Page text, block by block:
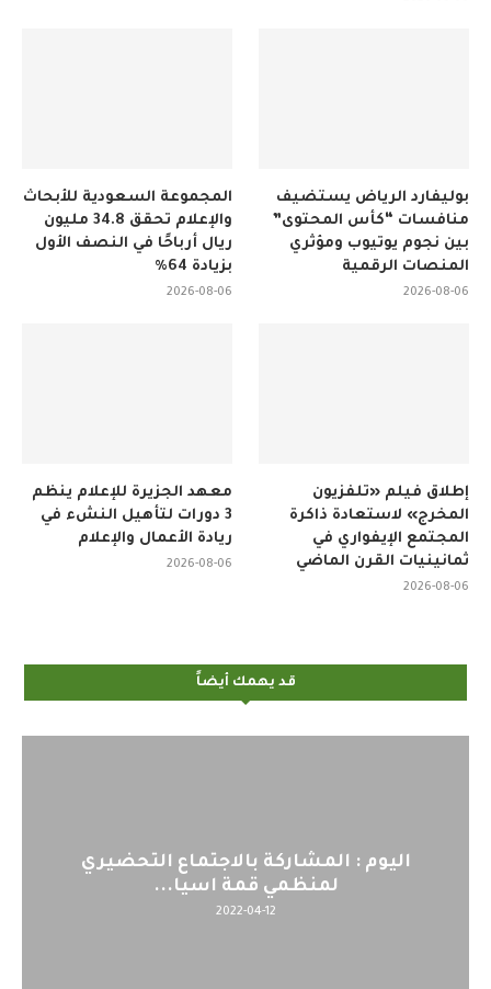
المجموعة السعودية للأبحاث
والإعلام تحقق 34.8 مليون
ريال أرباحًا في النصف الأول
بزيادة 64%
2026-08-06
بوليفارد الرياض يستضيف
منافسات “كأس المحتوى”
بين نجوم يوتيوب ومؤثري
المنصات الرقمية
2026-08-06
معهد الجزيرة للإعلام ينظم
3 دورات لتأهيل النشء في
ريادة الأعمال والإعلام
2026-08-06
إطلاق فيلم «تلفزيون
المخرج» لاستعادة ذاكرة
المجتمع الإيفواري في
ثمانينيات القرن الماضي
2026-08-06
قد يهمك أيضاً
اليوم : المشاركة بالاجتماع التحضيري
لمنظمي قمة اسيا...
2022-04-12